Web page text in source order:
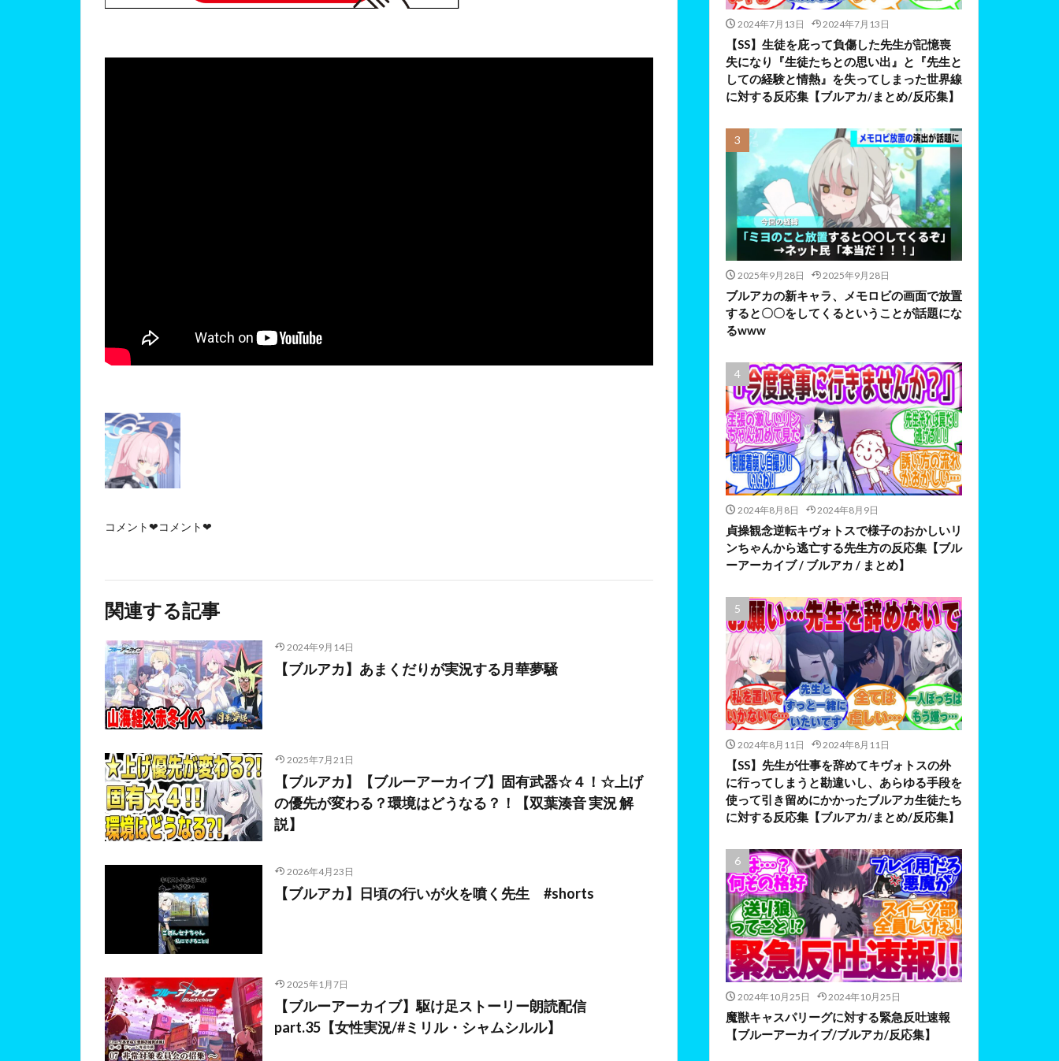
コメント❤コメント❤
関連する記事
2024年9月14日
【ブルアカ】あまくだりが実況する月華夢騒
2025年7月21日
【ブルアカ】【ブルーアーカイブ】固有武器☆４！☆上げ
の優先が変わる？環境はどうなる？！【双葉湊音 実況 解
説】
2026年4月23日
【ブルアカ】日頃の行いが火を噴く先生 #shorts
2025年1月7日
【ブルーアーカイブ】駆け足ストーリー朗読配信
part.35【女性実況/#ミリル・シャムシルル】
2024年7月13日 2024年7月13日
【SS】生徒を庇って負傷した先生が記憶喪
失になり『生徒たちとの思い出』と『先生と
しての経験と情熱』を失ってしまった世界線
に対する反応集【ブルアカ/まとめ/反応集】
2025年9月28日 2025年9月28日
ブルアカの新キャラ、メモロビの画面で放置
すると〇〇をしてくるということが話題にな
るwww
2024年8月8日 2024年8月9日
貞操観念逆転キヴォトスで様子のおかしいリ
ンちゃんから逃亡する先生方の反応集【ブル
ーアーカイブ / ブルアカ / まとめ】
2024年8月11日 2024年8月11日
【SS】先生が仕事を辞めてキヴォトスの外
に行ってしまうと勘違いし、あらゆる手段を
使って引き留めにかかったブルアカ生徒たち
に対する反応集【ブルアカ/まとめ/反応集】
2024年10月25日 2024年10月25日
魔獣キャスパリーグに対する緊急反吐速報
【ブルーアーカイブ/ブルアカ/反応集】